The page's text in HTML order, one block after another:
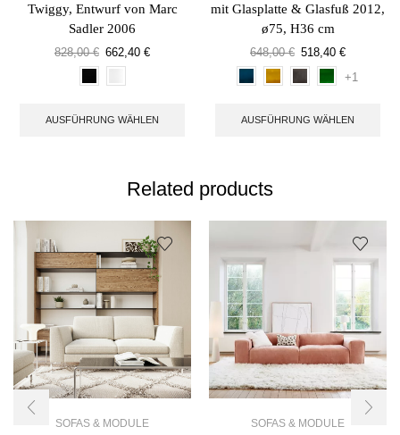
Twiggy, Entwurf von Marc
Sadler 2006
828,00€ 662,40 €
AUSFÜHRUNG WÄHLEN
mit Glasplatte & Glasfuß 2012,
ø75, H36 cm
648,00€ 518,40 €
+1
AUSFÜHRUNG WÄHLEN
Related products
SOFAS & MODULE SOFAS & MODULE